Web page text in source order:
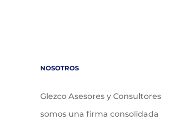
NOSOTROS
Glezco Asesores y Consultores
somos una firma consolidada